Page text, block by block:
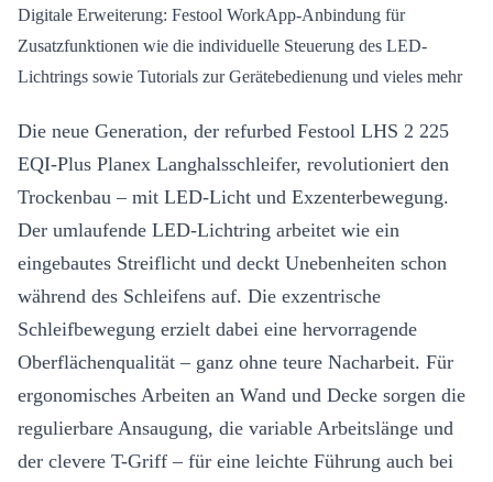
Digitale Erweiterung: Festool WorkApp-Anbindung für
Zusatzfunktionen wie die individuelle Steuerung des LED-
Lichtrings sowie Tutorials zur Gerätebedienung und vieles mehr
Die neue Generation, der refurbed Festool LHS 2 225
EQI-Plus Planex Langhalsschleifer, revolutioniert den
Trockenbau – mit LED-Licht und Exzenterbewegung.
Der umlaufende LED-Lichtring arbeitet wie ein
eingebautes Streiflicht und deckt Unebenheiten schon
während des Schleifens auf. Die exzentrische
Schleifbewegung erzielt dabei eine hervorragende
Oberflächenqualität – ganz ohne teure Nacharbeit. Für
ergonomisches Arbeiten an Wand und Decke sorgen die
regulierbare Ansaugung, die variable Arbeitslänge und
der clevere T-Griff – für eine leichte Führung auch bei